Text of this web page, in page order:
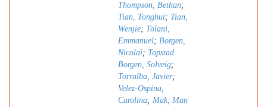
Thompson, Bethan;
Tian, Tonghui; Tian,
Wenjie; Tolani,
Emmanuel; Borgen,
Nicolai; Topstad
Borgen, Solveig;
Torralba, Javier;
Velez-Ospina,
Carolina; Mak, Man